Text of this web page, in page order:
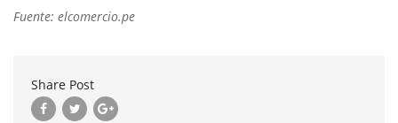
Fuente: elcomercio.pe
Share Post